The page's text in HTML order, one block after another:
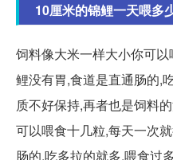
10厘米的锦鲤一天喂多
饲料像大米一样大小你可
鲤没有胃,食道是直通肠的,
质不好保持,再者也是饲料
可以喂食十几粒,每天一次
肠的,吃多拉的就多,喂食过